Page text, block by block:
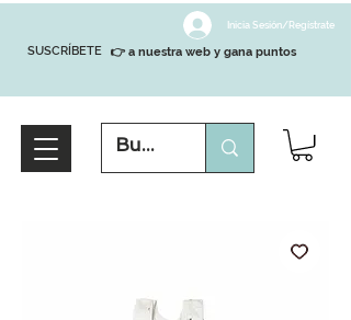
SUSCRÍBETE
Inicia Sesión/Regístrate
👉 a nuestra web y gana puntos